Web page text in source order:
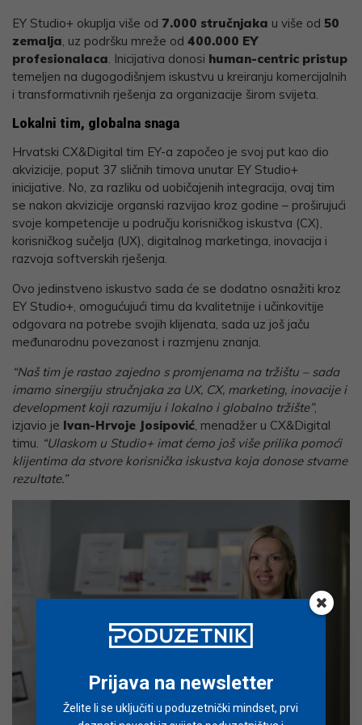
EY Studio+ okuplja više od 7.000 stručnjaka u više od 50
zemalja , uz podršku mreže od 400.000 EY
profesionalaca . Inicijativa donosi human-centric pristup
temeljen na dugogodišnjem iskustvu u kreiranju komercijalnih
i transformativnih rješenja za organizacije širom svijeta.
Lokalni tim, globalna snaga
Hrvatski CX&Digital tim EY-a započeo je svoj put kao dio
akvizicije, poput 37 sličnih timova unutar EY Studio+
inicijative. No, za razliku od uobičajenih integracija, ovaj tim
se nakon akvizicije organski razvijao kroz godine – proširujući
svoje kompetencije u području korisničkog iskustva (CX),
korisničkog sučelja (UX), digitalnog marketinga, inovacija i
razvoja softverskih rješenja.
Ovo jedinstveno iskustvo sada će se dodatno osnažiti kroz
EY Studio+, omogućujući timu da kvalitetnije i učinkovitije
odgovara na potrebe svojih klijenata, sada uz još jaču
međunarodnu povezanost i razmjenu znanja.
“Naš tim je rastao zajedno s promjenama na tržištu – sada
imamo sinergiju stručnjaka za UX, CX, marketing, inovacije i
development koji razumiju i lokalno i globalno tržište”,
izjavio je Ivan-Hrvoje Josipović , menadžer u CX&Digital
timu. “Ulaskom u Studio+ imat ćemo još više prilika pomoći
klijentima da stvore korisnička iskustva koja donose stvarne
rezultate.”
Prijava na newsletter
Želite li se uključiti u poduzetnički mindset, prvi